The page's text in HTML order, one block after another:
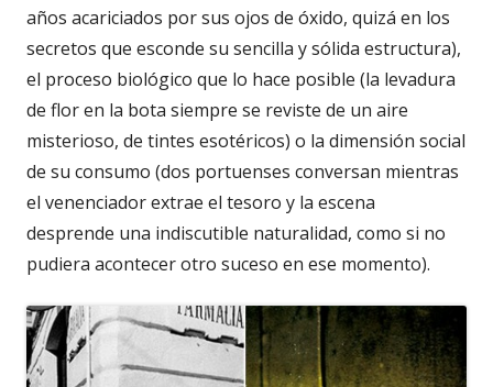
años acariciados por sus ojos de óxido, quizá en los
secretos que esconde su sencilla y sólida estructura),
el proceso biológico que lo hace posible (la levadura
de flor en la bota siempre se reviste de un aire
misterioso, de tintes esotéricos) o la dimensión social
de su consumo (dos portuenses conversan mientras
el venenciador extrae el tesoro y la escena
desprende una indiscutible naturalidad, como si no
pudiera acontecer otro suceso en ese momento).